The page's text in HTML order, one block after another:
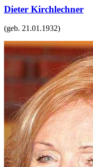
Dieter Kirchlechner
(geb. 21.01.1932)